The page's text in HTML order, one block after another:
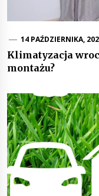
14 PAŹDZIERNIKA,
Klimatyzacja
montażu?